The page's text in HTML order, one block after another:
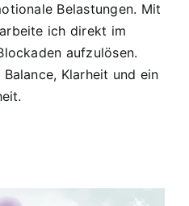
Belastungen. Mit
ich direkt im
aufzulösen.
Klarheit und ein